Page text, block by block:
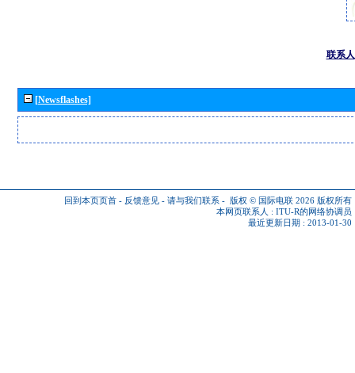
联系人
[Newsflashes]
回到本页页首 - 反馈意见 - 请与我们联系 - 版权 © 国际电联 2026 版权所有
本网页联系人 : ITU-R的网络协调员
最近更新日期 : 2013-01-30